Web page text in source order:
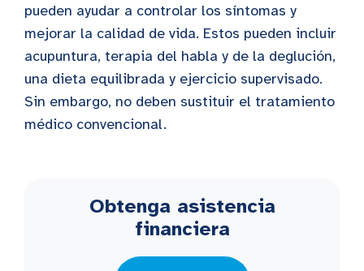
pueden ayudar a controlar los síntomas y
mejorar la calidad de vida. Estos pueden incluir
acupuntura, terapia del habla y de la deglución,
una dieta equilibrada y ejercicio supervisado.
Sin embargo, no deben sustituir el tratamiento
médico convencional.
Obtenga asistencia
financiera